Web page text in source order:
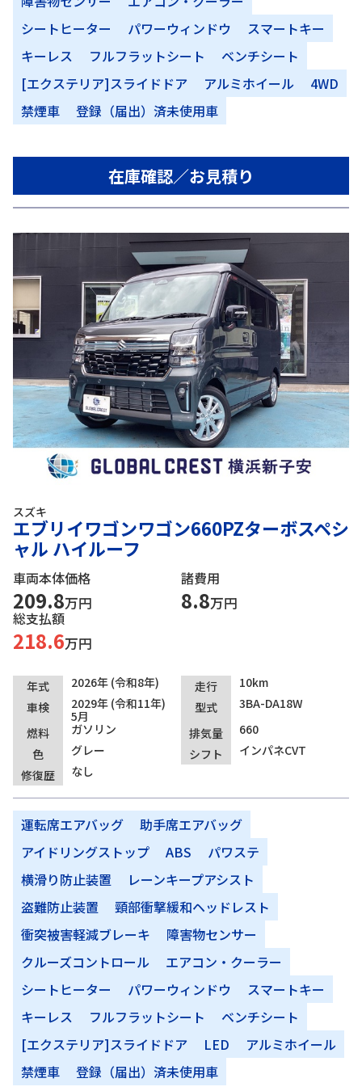
シートヒーター
パワーウィンドウ
スマートキー
キーレス
フルフラットシート
ベンチシート
[エクステリア]スライドドア
アルミホイール
4WD
禁煙車
登録（届出）済未使用車
在庫確認／お見積り
スズキ
エブリイワゴンワゴン660PZターボスペシ
ャル ハイルーフ
車両本体価格
209.8万円
諸費用
8.8万円
総支払額
218.6万円
年式 2026年 (令和8年) 走行
10km
車検
2029年 (令和11年)
5月
型式
3BA-DA18W
燃料
ガソリン 排気量
660
色
グレー シフト
インパネCVT
修復歴
なし
運転席エアバッグ
助手席エアバッグ
アイドリングストップ
ABS
パワステ
横滑り防止装置
レーンキープアシスト
盗難防止装置
頸部衝撃緩和ヘッドレスト
衝突被害軽減ブレーキ
障害物センサー
クルーズコントロール
エアコン・クーラー
シートヒーター
パワーウィンドウ
スマートキー
キーレス
フルフラットシート
ベンチシート
[エクステリア]スライドドア
LED
アルミホイール
禁煙車
登録（届出）済未使用車